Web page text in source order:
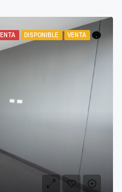
DISPONIBLE VENTA